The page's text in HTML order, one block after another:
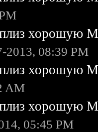
хорошую
2013, 08:39 PM
хорошую
AM
хорошую
05:45 PM